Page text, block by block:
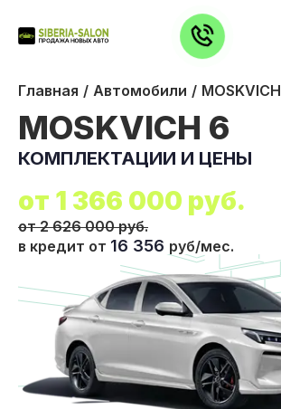
Главная Автомобили MOSKVICH
MOSKVICH 6
КОМПЛЕКТАЦИИ И ЦЕНЫ
от 1 366 000 руб.
от 2 626 000 руб.
в кредит от 16 356 руб/мес.